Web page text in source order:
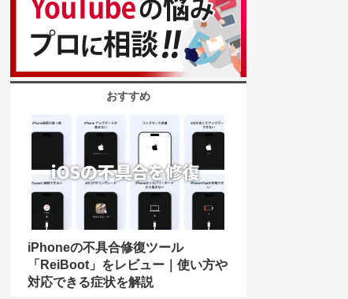
おすすめ
iPhoneの不具合修復ツール
「ReiBoot」をレビュー｜使い方や
対応できる症状を解説